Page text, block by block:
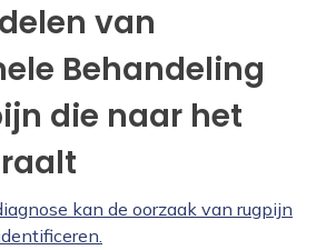
van
Behandeling
die naar het
kan de oorzaak van rugpijn